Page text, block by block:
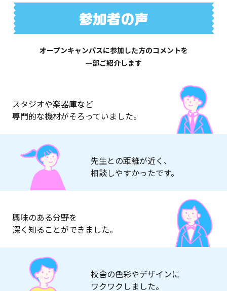
オープンキャンパスに参加した方のコメントを
一部ご紹介します
スタジオや楽器庫など
専門的な機材がそろっていました。
先生との距離が近く、
相談しやすかったです。
興味のある分野を
深く知ることができました。
校舎の色彩やデザインに
ワクワクしました。